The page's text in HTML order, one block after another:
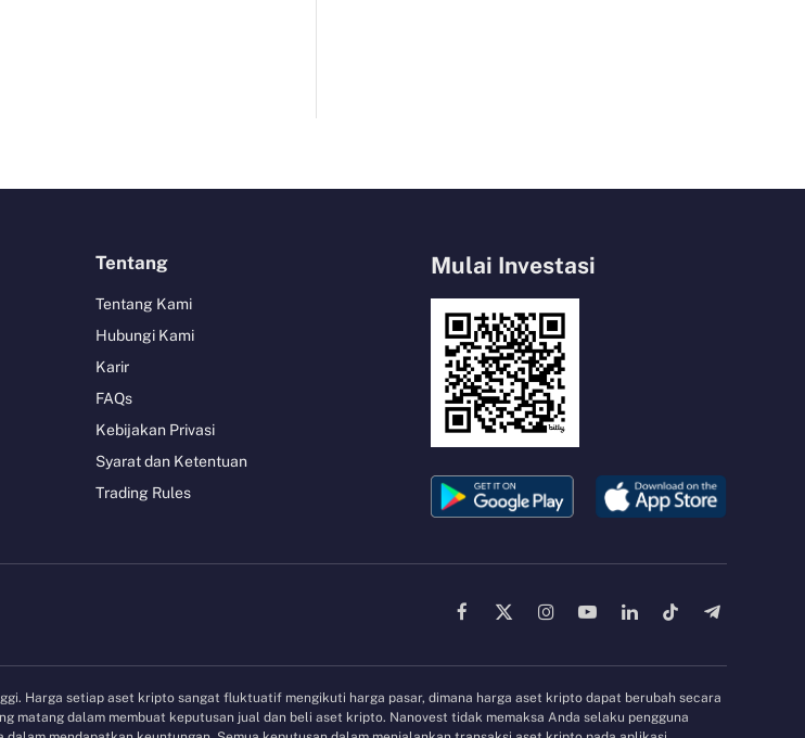
Tentang
Tentang Kami
Hubungi Kami
Karir
FAQs
Kebijakan Privasi
Syarat dan Ketentuan
Trading Rules
Mulai Investasi
Facebook
X
InstagramYouTubeLinkedInTikTokTelegram
Harga setiap aset kripto sangat fluktuatif mengikuti harga pasar, dimana harga aset kripto dapat berubah secara
dalam membuat keputusan jual dan beli aset kripto. Nanovest tidak memaksa Anda selaku pengguna